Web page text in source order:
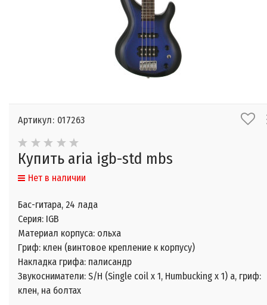
Артикул: 017263
Купить aria igb-std mbs
Нет в наличии
Бас-гитара, 24 лада
Серия: IGB
Материал корпуса: ольха
Гриф: клен (винтовое крепление к корпусу)
Накладка грифа: палисандр
Звукосниматели: S/H (Single coil x 1, Humbucking x 1) а, гриф:
клен, на болтах